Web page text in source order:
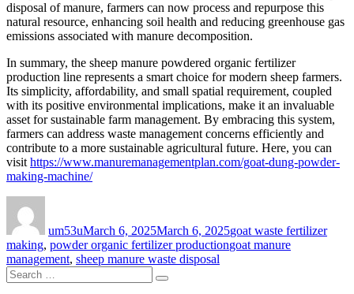
disposal of manure, farmers can now process and repurpose this
natural resource, enhancing soil health and reducing greenhouse gas
emissions associated with manure decomposition.
In summary, the sheep manure powdered organic fertilizer
production line represents a smart choice for modern sheep farmers.
Its simplicity, affordability, and small spatial requirement, coupled
with its positive environmental implications, make it an invaluable
asset for sustainable farm management. By embracing this system,
farmers can address waste management concerns efficiently and
contribute to a more sustainable agricultural future. Here, you can
visit https://www.manuremanagementplan.com/goat-dung-powder-
making-machine/
um53uMarch 6, 2025March 6, 2025goat waste fertilizer
making, powder organic fertilizer productionTags
goat manure
management, sheep manure waste disposal
Search
for:
Search